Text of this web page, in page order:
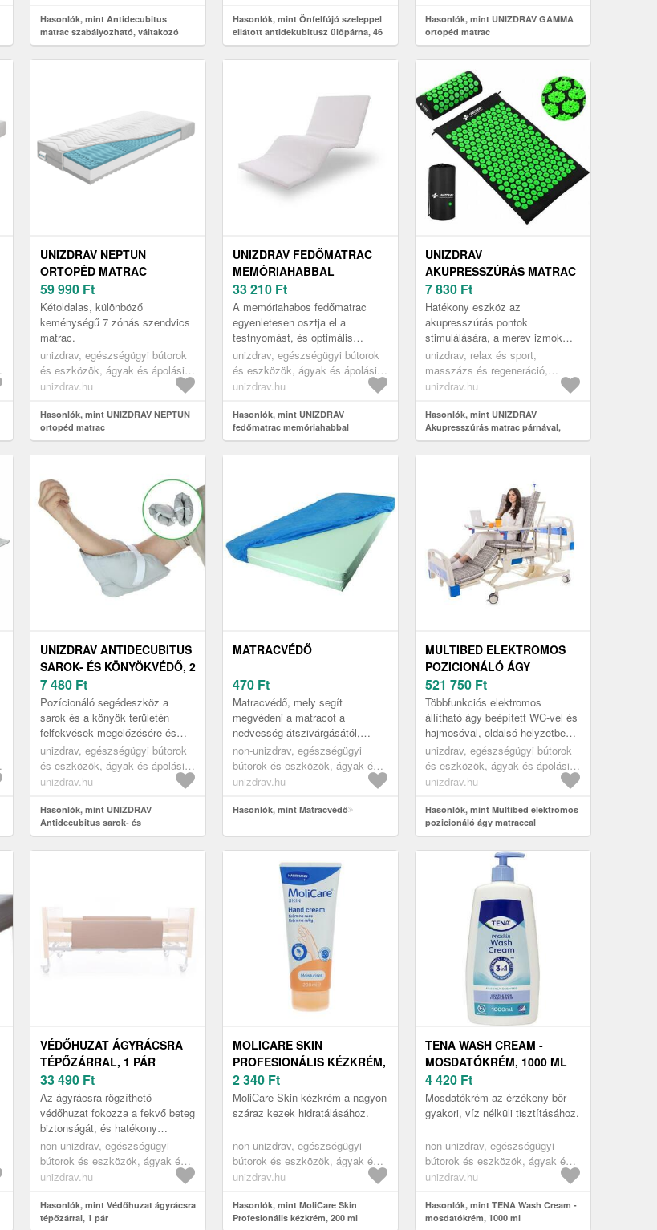
Hasonlók, mint Antidecubitus
matrac szabályozható, váltakozó
nyomású, 200x88cm, Protector I.
ülőpárnák és párnák
Hasonlók, mint Önfelfújó szeleppel
ellátott antidekubitusz ülőpárna, 46
cm
Hasonlók, mint UNIZDRAV GAMMA
ortopéd matrac
UNIZDRAV NEPTUN
ORTOPÉD MATRAC
59 990 Ft
Kétoldalas, különböző
keménységű 7 zónás szendvics
matrac.
unizdrav, egészségügyi bútorok
és eszközök, ágyak és ápolási
eszközök, egészségügyi
unizdrav.hu
Hasonlók, mint UNIZDRAV NEPTUN
ortopéd matrac
UNIZDRAV FEDŐMATRAC
MEMÓRIAHABBAL
33 210 Ft
A memóriahabos fedőmatrac
egyenletesen osztja el a
testnyomást, és optimális
támogatást nyújt az egészséges
és kényelmes alváshoz.
unizdrav, egészségügyi bútorok
és eszközök, ágyak és ápolási
eszközök, egészségügyi
unizdrav.hu
Hasonlók, mint UNIZDRAV
fedőmatrac memóriahabbal
UNIZDRAV
AKUPRESSZÚRÁS MATRAC
PÁRNÁVAL, FEKETE-ZÖLD
7 830 Ft
Hatékony eszköz az
akupresszúrás pontok
stimulálására, a merev izmok
ellazítására, valamint hát- vagy
nyaki gerincfájdalmakra.
unizdrav, relax és sport,
masszázs és regeneráció,
masszázsgépek és eszközök
unizdrav.hu
Hasonlók, mint UNIZDRAV
Akupresszúrás matrac párnával,
fekete-zöld
UNIZDRAV ANTIDECUBITUS
SAROK- ÉS KÖNYÖKVÉDŐ, 2
DB
7 480 Ft
Pozícionáló segédeszköz a
sarok és a könyök területén
felfekvések megelőzésére és
kezelésére.
unizdrav, egészségügyi bútorok
és eszközök, ágyak és ápolási
eszközök, pozicionáló
unizdrav.hu
Hasonlók, mint UNIZDRAV
Antidecubitus sarok- és
könyökvédő, 2 db
MATRACVÉDŐ
470 Ft
Matracvédő, mely segít
megvédeni a matracot a
nedvesség átszivárgásától,
gumírozott széllel.
non-unizdrav, egészségügyi
bútorok és eszközök, ágyak és
ápolási eszközök, egészségügyi
unizdrav.hu
Hasonlók, mint Matracvédő
MULTIBED ELEKTROMOS
POZICIONÁLÓ ÁGY
MATRACCAL
521 750 Ft
Többfunkciós elektromos
állítható ágy beépített WC-vel és
hajmosóval, oldalsó helyzetbe
pozicionáló funkcióval
kiegészítve. Ideális ápolási
központ...
unizdrav, egészségügyi bútorok
és eszközök, ágyak és ápolási
eszközök, betegágyak és
unizdrav.hu
Hasonlók, mint Multibed elektromos
pozicionáló ágy matraccal
VÉDŐHUZAT ÁGYRÁCSRA
TÉPŐZÁRRAL, 1 PÁR
33 490 Ft
Az ágyrácsra rögzíthető
védőhuzat fokozza a fekvő beteg
biztonságát, és hatékony
védelmet nyújt a lehetséges
sérülésekkel szemben.
non-unizdrav, egészségügyi
bútorok és eszközök, ágyak és
ápolási eszközök, egészségügyi
unizdrav.hu
Hasonlók, mint Védőhuzat ágyrácsra
tépőzárral, 1 pár
MOLICARE SKIN
PROFESIONÁLIS KÉZKRÉM,
200 ML
2 340 Ft
MoliCare Skin kézkrém a nagyon
száraz kezek hidratálásához.
non-unizdrav, egészségügyi
bútorok és eszközök, ágyak és
ápolási eszközök, egészségügyi
védelem
unizdrav.hu
Hasonlók, mint MoliCare Skin
Profesionális kézkrém, 200 ml
TENA WASH CREAM -
MOSDATÓKRÉM, 1000 ML
4 420 Ft
Mosdatókrém az érzékeny bőr
gyakori, víz nélküli tisztításához.
non-unizdrav, egészségügyi
bútorok és eszközök, ágyak és
ápolási eszközök, egészségügyi
védelem
unizdrav.hu
Hasonlók, mint TENA Wash Cream -
mosdatókrém, 1000 ml